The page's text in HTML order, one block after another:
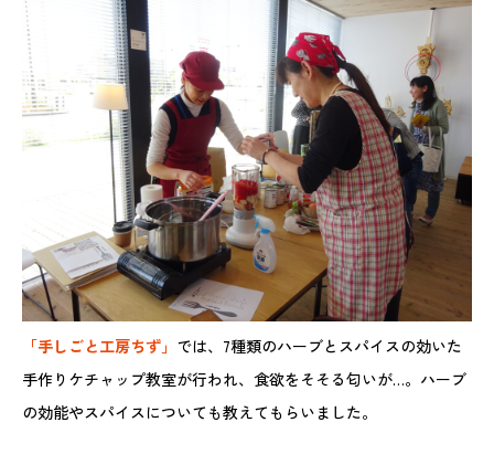
「手しごと工房ちず」 では、7種類のハーブとスパイスの効いた
手作りケチャップ教室が行われ、食欲をそそる匂いが…。ハーブ
の効能やスパイスについても教えてもらいました。